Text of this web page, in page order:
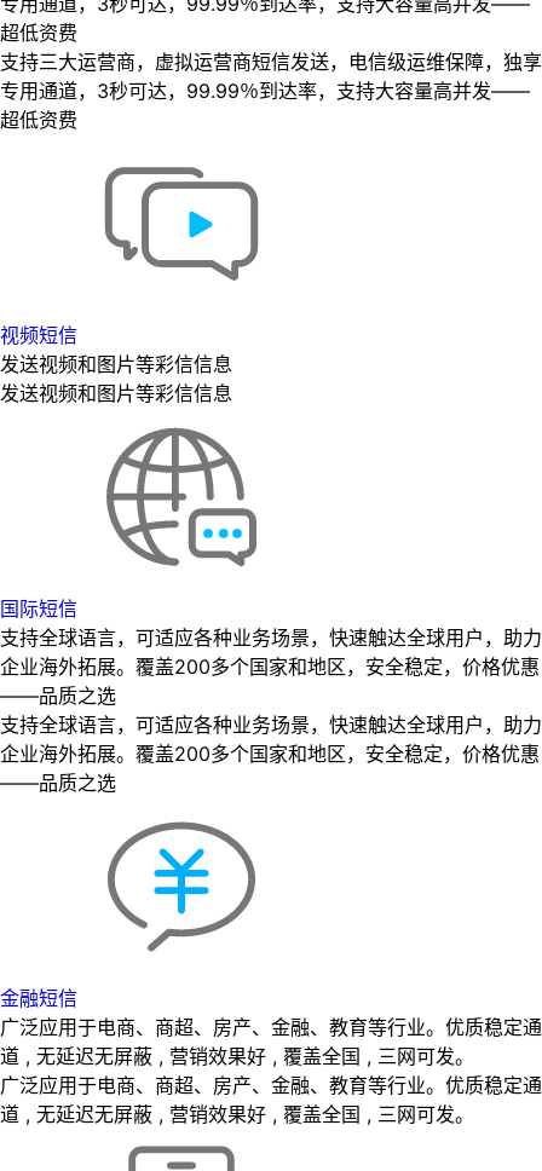
超低资费
支持三大运营商，虚拟运营商短信发送，电信级运维保障，独享
专用通道，3秒可达，99.99％到达率，支持大容量高并发——
超低资费
视频短信
发送视频和图片等彩信信息
发送视频和图片等彩信信息
国际短信
支持全球语言，可适应各种业务场景，快速触达全球用户，助力
企业海外拓展。覆盖200多个国家和地区，安全稳定，价格优惠
——品质之选
支持全球语言，可适应各种业务场景，快速触达全球用户，助力
企业海外拓展。覆盖200多个国家和地区，安全稳定，价格优惠
——品质之选
金融短信
广泛应用于电商、商超、房产、金融、教育等行业。优质稳定通
道 , 无延迟无屏蔽 , 营销效果好 , 覆盖全国 , 三网可发。
广泛应用于电商、商超、房产、金融、教育等行业。优质稳定通
道 , 无延迟无屏蔽 , 营销效果好 , 覆盖全国 , 三网可发。